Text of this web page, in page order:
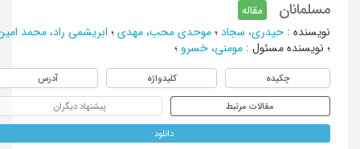
مسلمانان
مقاله
نویسنده: حیدری، سجاد؛ موحدی محب، مهدی؛ ابریشمی راد، محمد امین
؛ نویسنده مسئول : مومنی، خسرو؛
چکیده کلیدواژه آدرس
مقالات مرتبط پیشنهاد دیگران
دانلود